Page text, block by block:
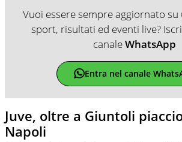
Vuoi essere sempre aggiornato
sport, risultati ed eventi live?
canaleWhatsApp
Entra nel canale
Juve, oltre a Giuntoli
Napoli